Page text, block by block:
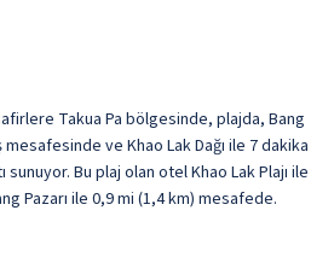
Takua Pa bölgesinde, plajda, Bang
mesafesinde ve Khao Lak Dağı ile 7 dakika
Bu plaj olan otel Khao Lak Plajı ile
Pazarı ile 0,9 mi (1,4 km) mesafede.